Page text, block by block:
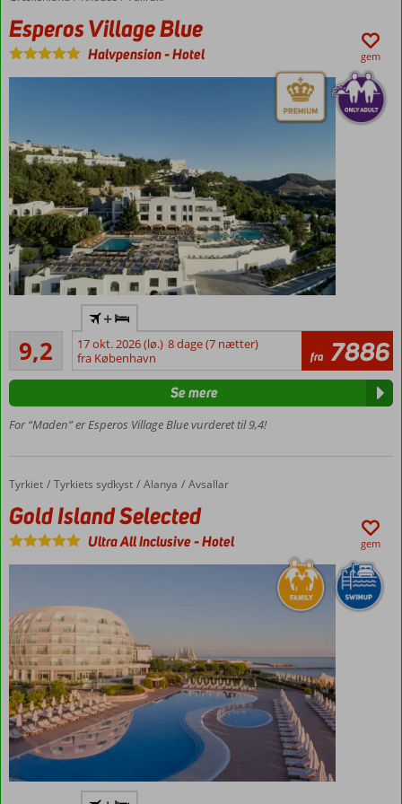
up
Esperos Village Blue
Halvpension-Hotel gem
Voksenhotel
Panoramaudsigt
over det
Ægæiske Hav
Mulighed
halvpension
pool
Gratis
til strand
9,2Fremragende
15
anmeldelser
+
17 okt. 2026 (lø.) 8 dage (7 nætter)
fra København
fra 7886
For “Maden” er Esperos Village Blue vurderet til 9,4!
Se mere
Forside
Tyrkiet Tyrkiets sydkyst Alanya Avsallar
Gold Island Selected
Gold Island Selected
Ultra All Inclusive-Hotel gem